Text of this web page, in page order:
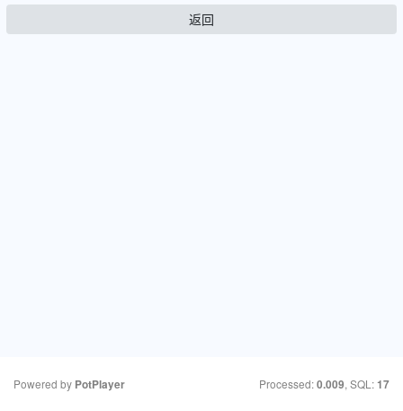
返回
Powered by PotPlayer Processed:0.009, SQL:17